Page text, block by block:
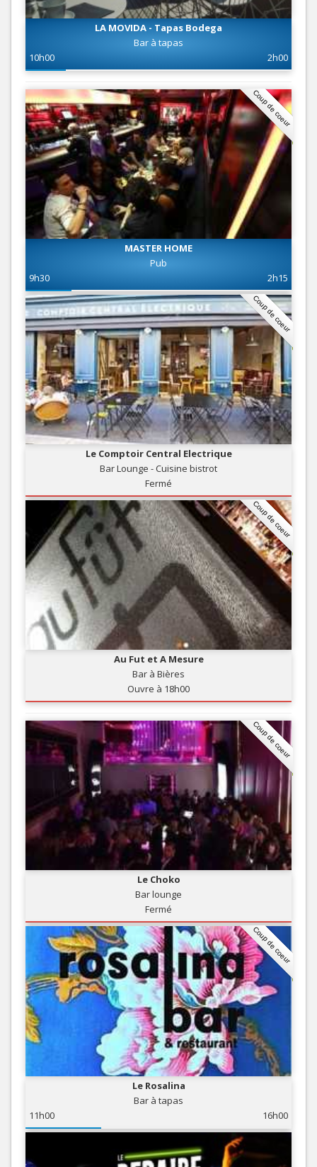
LA MOVIDA - Tapas Bodega
Bar à tapas
10h00
2h00
Coup de coeur
MASTER HOME
Pub
9h30
2h15
Coup de coeur
Le Comptoir Central Electrique
Bar Lounge - Cuisine bistrot
Fermé
Coup de coeur
Au Fut et A Mesure
Bar à Bières
Ouvre à 18h00
Coup de coeur
Le Choko
Bar lounge
Fermé
Coup de coeur
Le Rosalina
Bar à tapas
11h00
16h00